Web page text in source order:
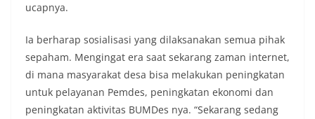
ucapnya.
Ia berharap sosialisasi yang dilaksanakan semua pihak
sepaham. Mengingat era saat sekarang zaman internet,
di mana masyarakat desa bisa melakukan peningkatan
untuk pelayanan Pemdes, peningkatan ekonomi dan
peningkatan aktivitas BUMDes nya. “Sekarang sedang